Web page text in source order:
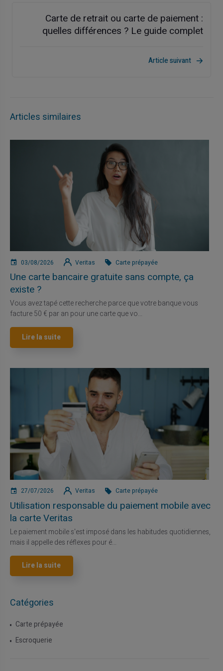
Carte de retrait ou carte de paiement :
quelles différences ? Le guide complet
Article suivant
Articles similaires
03/08/2026 Veritas Carte prépayée
Une carte bancaire gratuite sans compte, ça
existe ?
Vous avez tapé cette recherche parce que votre banque vous
facture 50 € par an pour une carte que vo...
Lire la suite
27/07/2026 Veritas Carte prépayée
Utilisation responsable du paiement mobile avec
la carte Veritas
Le paiement mobile s'est imposé dans les habitudes quotidiennes,
mais il appelle des réflexes pour é...
Lire la suite
Catégories
Carte prépayée
Escroquerie